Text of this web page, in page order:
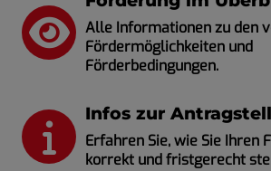
Alle Informationen zu den
Fördermöglichkeiten und
Förderbedingungen.
Infos zur
Erfahren Sie, wie Sie Ihren
korrekt und fristgerecht